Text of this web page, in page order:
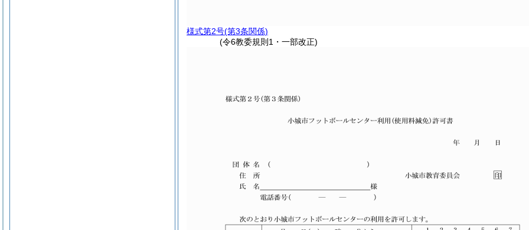
様式第2号(第3条関係)
(令6教委規則1・一部改正)